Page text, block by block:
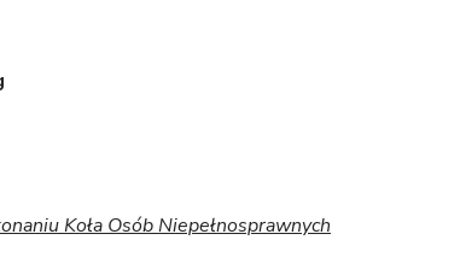
Koła Osób Niepełnosprawnych